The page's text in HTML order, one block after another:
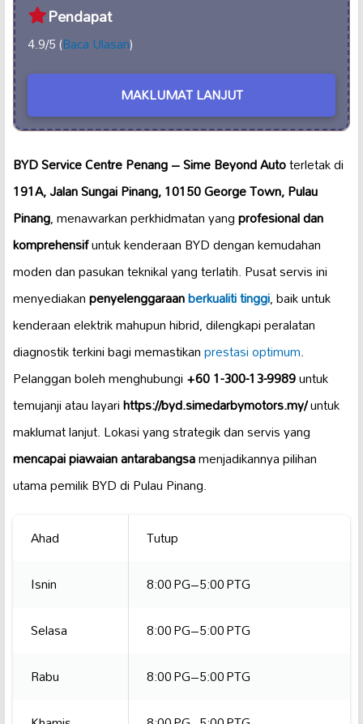
Pendapat
4.9/5 (Baca Ulasan)
MAKLUMAT LANJUT
BYD Service Centre Penang – Sime Beyond Autoterletak di
191A, Jalan Sungai Pinang, 10150 George Town, Pulau
Pinang, menawarkan perkhidmatan yangprofesional dan
komprehensifuntuk kenderaan BYD dengan kemudahan
moden dan pasukan teknikal yang terlatih. Pusat servis ini
menyediakanpenyelenggaraanberkualiti tinggi, baik untuk
kenderaan elektrik mahupun hibrid, dilengkapi peralatan
diagnostik terkini bagi memastikanprestasi optimum.
Pelanggan boleh menghubungi+60 1-300-13-9989untuk
temujanji atau layarihttps://byd.simedarbymotors.my/untuk
maklumat lanjut. Lokasi yang strategik dan servis yang
mencapai piawaian antarabangsamenjadikannya pilihan
utama pemilik BYD di Pulau Pinang.
Ahad
Tutup
Isnin
8:00 PG–5:00 PTG
Selasa
8:00 PG–5:00 PTG
Rabu
8:00 PG–5:00 PTG